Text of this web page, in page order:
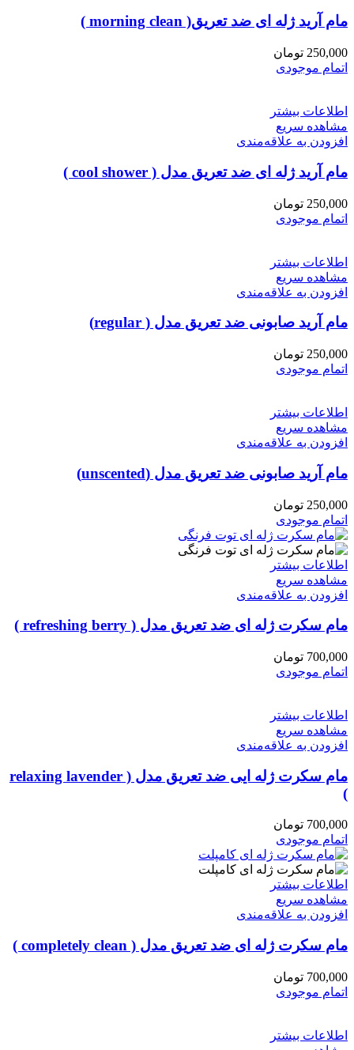
مام آرید ژله ای ضد تعریق( morning clean )
250,000 تومان
اتمام موجودی
اطلاعات بیشتر
مشاهده سریع
افزودن به علاقه‌مندی
مام آرید ژله ای ضد تعریق مدل ( cool shower )
250,000 تومان
اتمام موجودی
اطلاعات بیشتر
مشاهده سریع
افزودن به علاقه‌مندی
مام آرید صابونی ضد تعریق مدل ( regular)
250,000 تومان
اتمام موجودی
اطلاعات بیشتر
مشاهده سریع
افزودن به علاقه‌مندی
مام آرید صابونی ضد تعریق مدل (unscented)
250,000 تومان
اتمام موجودی
اطلاعات بیشتر
مشاهده سریع
افزودن به علاقه‌مندی
مام سکرت ژله ای ضد تعریق مدل ( refreshing berry )
700,000 تومان
اتمام موجودی
اطلاعات بیشتر
مشاهده سریع
افزودن به علاقه‌مندی
مام سکرت ژله ایی ضد تعریق مدل ( relaxing lavender
)
700,000 تومان
اتمام موجودی
اطلاعات بیشتر
مشاهده سریع
افزودن به علاقه‌مندی
مام سکرت ژله ای ضد تعریق مدل ( completely clean )
700,000 تومان
اتمام موجودی
اطلاعات بیشتر